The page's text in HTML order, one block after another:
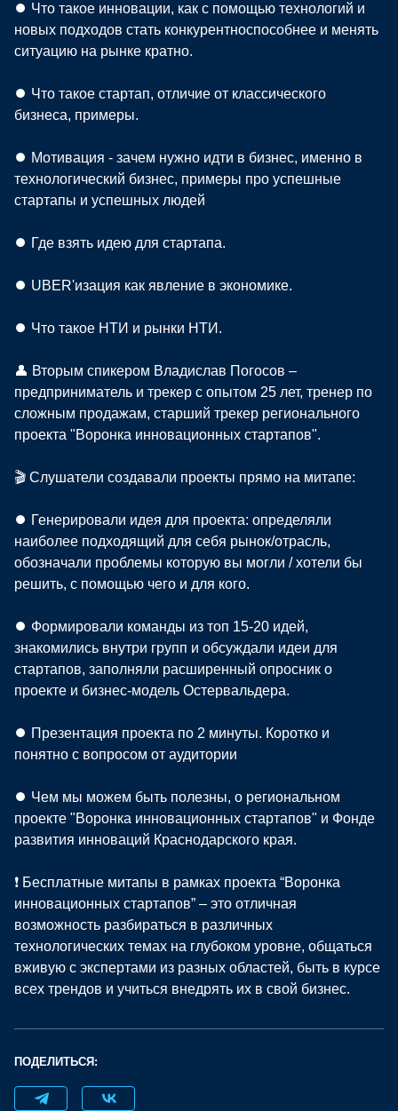
⏺ Что такое инновации, как с помощью технологий и
новых подходов стать конкурентноспособнее и менять
ситуацию на рынке кратно.
⏺ Что такое стартап, отличие от классического
бизнеса, примеры.
⏺ Мотивация - зачем нужно идти в бизнес, именно в
технологический бизнес, примеры про успешные
стартапы и успешных людей
⏺ Где взять идею для стартапа.
⏺ UBER'изация как явление в экономике.
⏺ Что такое НТИ и рынки НТИ.
👤 Вторым спикером Владислав Погосов –
предприниматель и трекер с опытом 25 лет, тренер по
сложным продажам, старший трекер регионального
проекта "Воронка инновационных стартапов".
🎬 Слушатели создавали проекты прямо на митапе:
⏺ Генерировали идея для проекта: определяли
наиболее подходящий для себя рынок/отрасль,
обозначали проблемы которую вы могли / хотели бы
решить, с помощью чего и для кого.
⏺ Формировали команды из топ 15-20 идей,
знакомились внутри групп и обсуждали идеи для
стартапов, заполняли расширенный опросник о
проекте и бизнес-модель Остервальдера.
⏺ Презентация проекта по 2 минуты. Коротко и
понятно с вопросом от аудитории
⏺ Чем мы можем быть полезны, о региональном
проекте "Воронка инновационных стартапов" и Фонде
развития инноваций Краснодарского края.
❗ Бесплатные митапы в рамках проекта “Воронка
инновационных стартапов” – это отличная
возможность разбираться в различных
технологических темах на глубоком уровне, общаться
вживую с экспертами из разных областей, быть в курсе
всех трендов и учиться внедрять их в свой бизнес.
ПОДЕЛИТЬСЯ: